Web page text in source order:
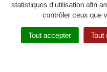
statistiques d'utilisation afin
contrôler ceux que
Tout accepter Tout